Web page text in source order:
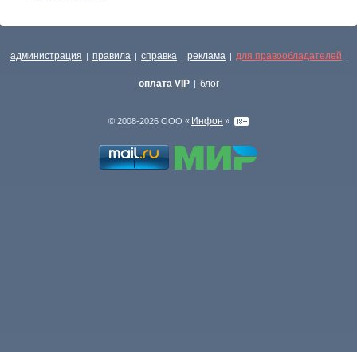
администрация | правила | справка | реклама | для правообладателей |
оплата VIP | блог
© 2008-2026 ООО « Инфон »